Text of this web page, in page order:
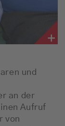
und
an der
Aufruf
von